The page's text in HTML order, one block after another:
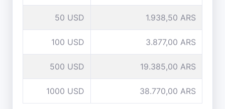
50 USD 1.938,50 ARS
100 USD 3.877,00 ARS
500 USD 19.385,00 ARS
1000 USD 38.770,00 ARS